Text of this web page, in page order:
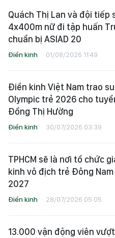
Quách Thị Lan và đội tiếp
4x400m nữ đi tập huấn
chuẩn bị ASIAD 20
Điền kinh 01/08/2026 11:49
Điền kinh Việt Nam trao
Olympic trẻ 2026 cho
Đồng Thị Hường
Điền kinh 30/07/2026 03:39
TPHCM sẽ là nơi tổ chức
kinh vô địch trẻ Đông Nam
2027
Điền kinh 28/07/2026 05:05
13.000 vận động viên